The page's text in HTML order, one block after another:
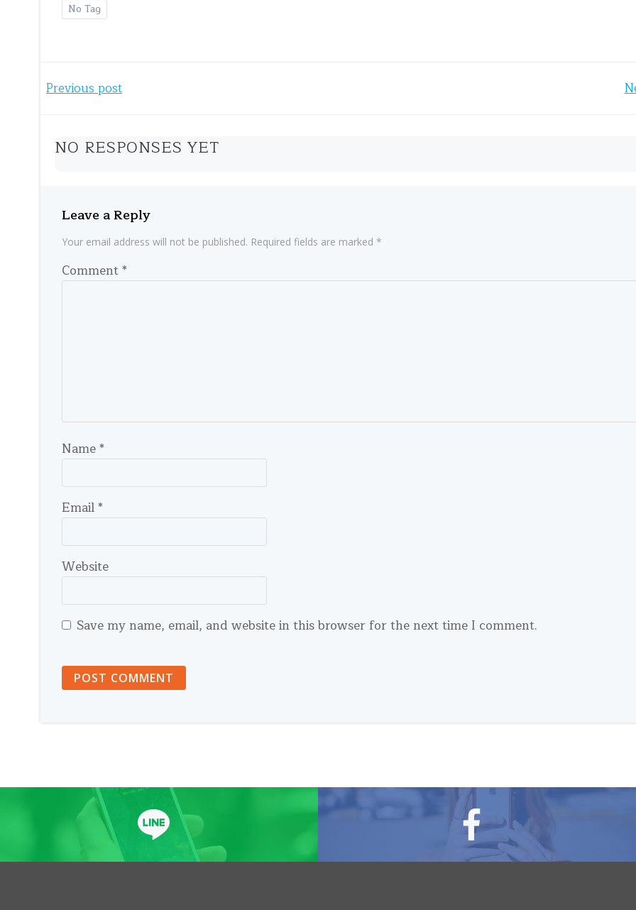
No Tag
Post
navigation
Previous post
NO RESPONSES YET
Leave a Reply
Your email address will not be published. Required fields are marked *
Comment*
Name*
Email*
Website
Save my name, email, and website in this browser for the next time I comment.